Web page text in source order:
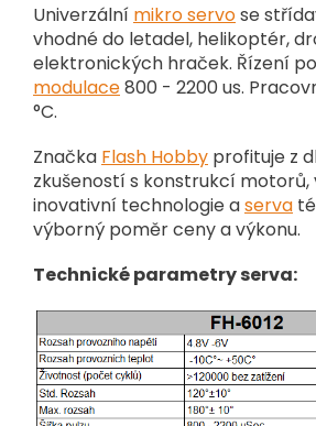
Univerzální mikro servose
vhodné do letadel, helikoptér,
elektronických hraček. Řízení
modulace800 - 2200 us.
°C.
Značka Flash Hobby profituje z
zkušeností s konstrukcí motorů,
inovativní technologie aserva
výborný poměr ceny a výkonu.
Technické parametry serva: